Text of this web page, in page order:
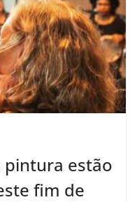
pintura estão
fim de